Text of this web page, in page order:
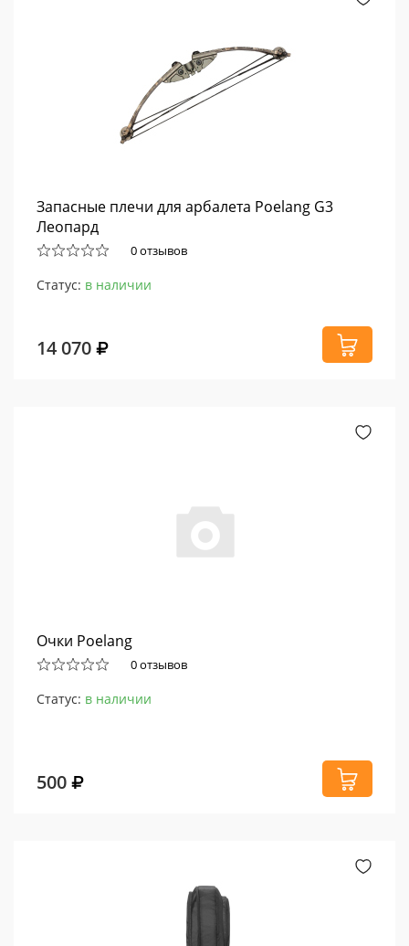
Запасные плечи для арбалета Poelang G3
Леопард
0 отзывов
Статус: в наличии
14 070
Очки Poelang
0 отзывов
Статус: в наличии
500